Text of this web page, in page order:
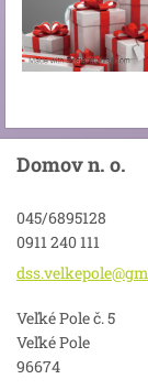
Domov n. o.
045/6895128
0911 240 111
dss.velkepole@gm
Veľké Pole č. 5
Veľké Pole
96674